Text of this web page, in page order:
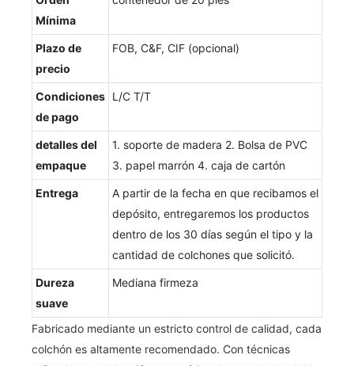
Mínima
Plazo de
precio
FOB, C&F, CIF (opcional)
Condiciones
de pago
L/C T/T
detalles del
empaque
1. soporte de madera 2. Bolsa de PVC
3. papel marrón 4. caja de cartón
Entrega
A partir de la fecha en que recibamos el
depósito, entregaremos los productos
dentro de los 30 días según el tipo y la
cantidad de colchones que solicitó.
Dureza
suave
Mediana firmeza
Fabricado mediante un estricto control de calidad, cada
colchón es altamente recomendado. Con técnicas